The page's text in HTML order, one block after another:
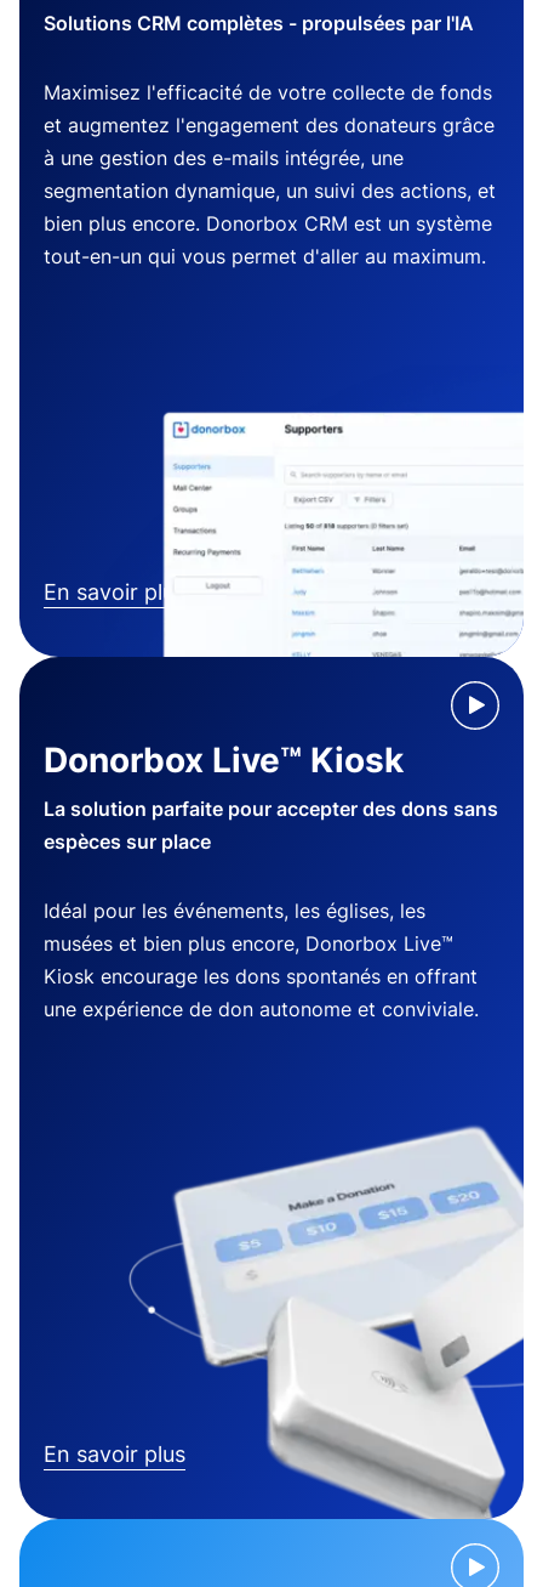
Solutions CRM complètes - propulsées par l'IA
Maximisez l'efficacité de votre collecte de fonds
et augmentez l'engagement des donateurs grâce
à une gestion des e-mails intégrée, une
segmentation dynamique, un suivi des actions, et
bien plus encore. Donorbox CRM est un système
tout-en-un qui vous permet d'aller au maximum.
En savoir plus
Donorbox Live™ Kiosk
La solution parfaite pour accepter des dons sans
espèces sur place
Idéal pour les événements, les églises, les
musées et bien plus encore, Donorbox Live™
Kiosk encourage les dons spontanés en offrant
une expérience de don autonome et conviviale.
En savoir plus